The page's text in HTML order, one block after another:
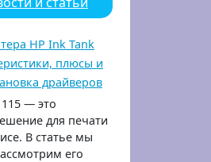
HP Ink Tank
плюсы и
драйверов
— это
для печати
В статье мы
его